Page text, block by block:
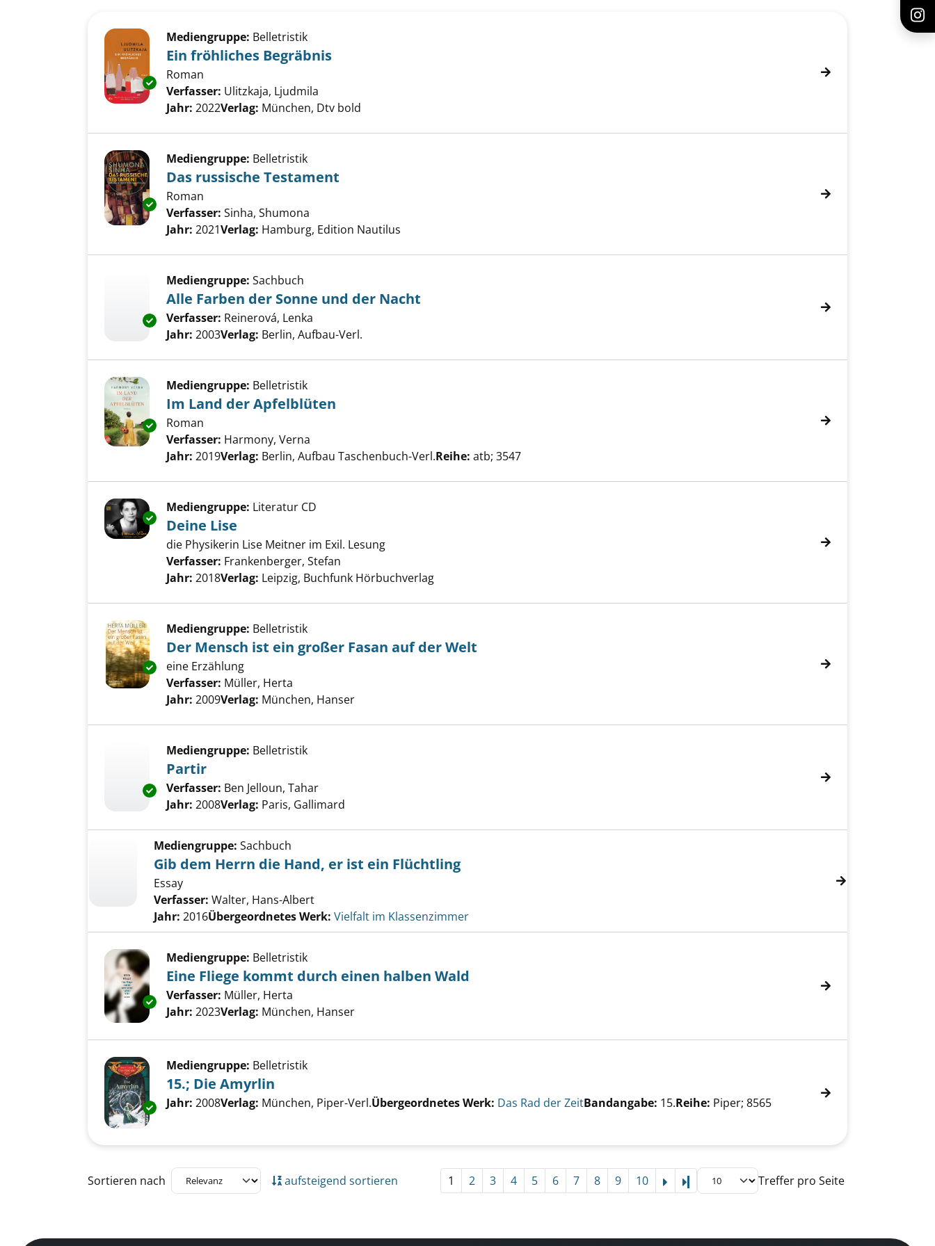
Exemplar-Details von Ein fröhliches Begräbnis anzeigen
Mediengruppe: Belletristik
Ein fröhliches Begräbnis
Roman
Verfasser: Ulitzkaja, Ljudmila
Jahr: 2022Verlag: München, Dtv bold
Exemplar-Details von Das russische Testament anzeigen
Mediengruppe: Belletristik
Das russische Testament
Roman
Verfasser: Sinha, Shumona
Jahr: 2021Verlag: Hamburg, Edition Nautilus
Exemplar-Details von Alle Farben der Sonne und der Nacht anzeigen
Mediengruppe: Sachbuch
Alle Farben der Sonne und der Nacht
Verfasser: Reinerová, Lenka
Jahr: 2003Verlag: Berlin, Aufbau-Verl.
Exemplar-Details von Im Land der Apfelblüten anzeigen
Mediengruppe: Belletristik
Im Land der Apfelblüten
Roman
Verfasser: Harmony, Verna
Jahr: 2019Verlag: Berlin, Aufbau Taschenbuch-Verl.Reihe: atb; 3547
Exemplar-Details von Deine Lise anzeigen
Mediengruppe: Literatur CD
Deine Lise
die Physikerin Lise Meitner im Exil. Lesung
Verfasser: Frankenberger, Stefan
Jahr: 2018Verlag: Leipzig, Buchfunk Hörbuchverlag
Exemplar-Details von Der Mensch ist ein großer Fasan auf der Welt anzeigen
Mediengruppe: Belletristik
Der Mensch ist ein großer Fasan auf der Welt
eine Erzählung
Verfasser: Müller, Herta
Jahr: 2009Verlag: München, Hanser
Exemplar-Details von Partir anzeigen
Mediengruppe: Belletristik
Partir
Verfasser: Ben Jelloun, Tahar
Jahr: 2008Verlag: Paris, Gallimard
Mediengruppe: Sachbuch
Gib dem Herrn die Hand, er ist ein Flüchtling
Essay
Verfasser: Walter, Hans-Albert
Jahr: 2016Übergeordnetes Werk: Vielfalt im Klassenzimmer
Exemplar-Details von Eine Fliege kommt durch einen halben Wald anzeigen
Mediengruppe: Belletristik
Eine Fliege kommt durch einen halben Wald
Verfasser: Müller, Herta
Jahr: 2023Verlag: München, Hanser
Exemplar-Details von 15.; Die Amyrlin anzeigen
Mediengruppe: Belletristik
15.; Die Amyrlin
Suche nach diesem Verfasser
Jahr: 2008Verlag: München, Piper-Verl.Übergeordnetes Werk: Das Rad der ZeitBandangabe: 15.Reihe: Piper; 8565
Zu den Suchfiltern springen
Sortieren nach aufsteigend sortieren 1 2 3 4 5 6 7 8 9 10 Letzte Seite Treffer pro Seite